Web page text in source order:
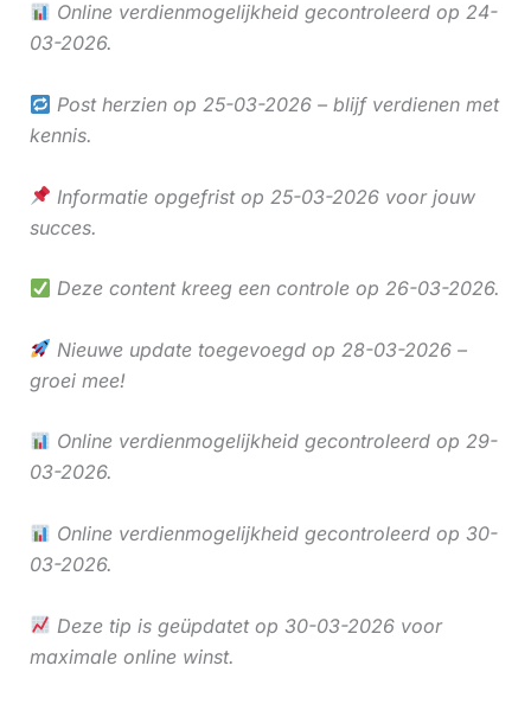
Online verdienmogelijkheid gecontroleerd op 24-
03-2026.
Post herzien op 25-03-2026 – blijf verdienen met
kennis.
Informatie opgefrist op 25-03-2026 voor jouw
succes.
Deze content kreeg een controle op 26-03-2026.
Nieuwe update toegevoegd op 28-03-2026 –
groei mee!
Online verdienmogelijkheid gecontroleerd op 29-
03-2026.
Online verdienmogelijkheid gecontroleerd op 30-
03-2026.
Deze tip is geüpdatet op 30-03-2026 voor
maximale online winst.